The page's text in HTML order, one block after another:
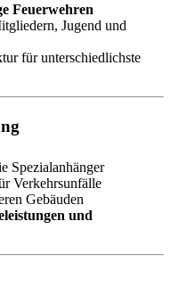
Feuerwehren
Jugend und
für unterschiedlichste
Spezialanhänger
Verkehrsunfälle
Gebäuden
und